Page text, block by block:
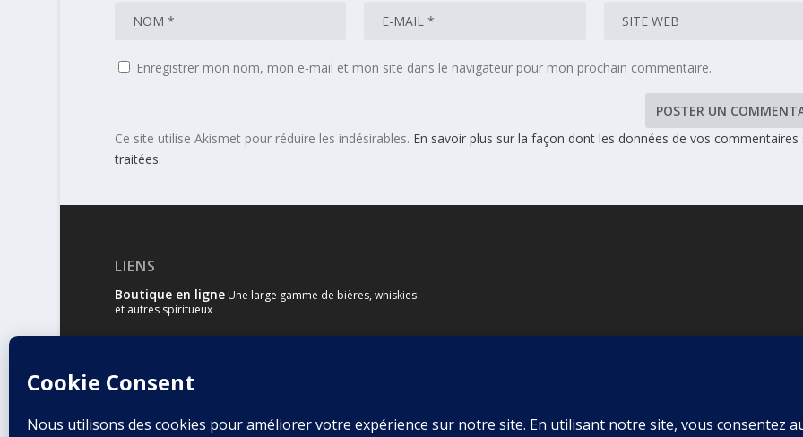
Enregistrer mon nom, mon e-mail et mon site dans le navigateur pour mon prochain commentaire.
Ce site utilise Akismet pour réduire les indésirables. En savoir plus sur la façon dont les données de vos commentaires
traitées.
LIENS
Boutique en ligneUne large gamme de bières, whiskies
et autres spiritueux